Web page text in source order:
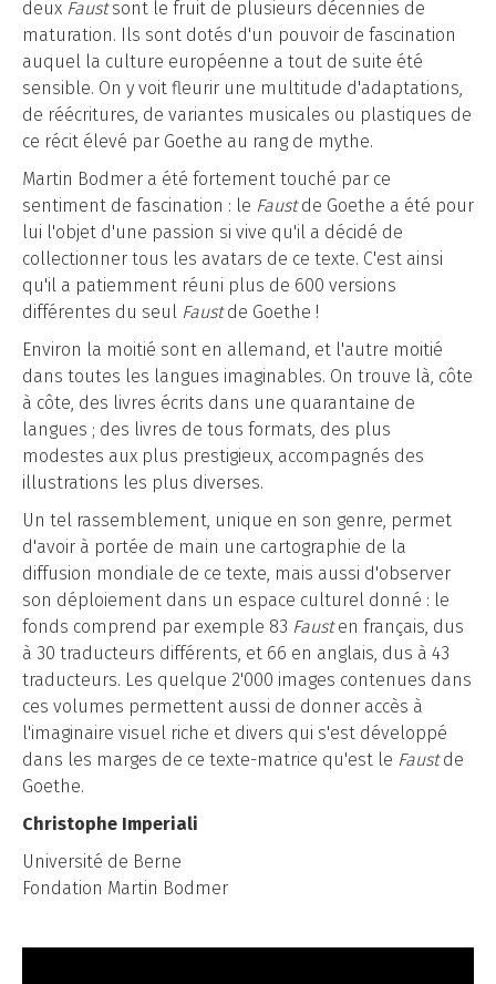
deux Faustsont le fruit de plusieurs décennies de
maturation. Ils sont dotés d'un pouvoir de fascination
auquel la culture européenne a tout de suite été
sensible. On y voit fleurir une multitude d'adaptations,
de réécritures, de variantes musicales ou plastiques de
ce récit élevé par Goethe au rang de mythe.
Martin Bodmer a été fortement touché par ce
sentiment de fascination : le Faustde Goethe a été pour
lui l'objet d'une passion si vive qu'il a décidé de
collectionner tous les avatars de ce texte. C'est ainsi
qu'il a patiemment réuni plus de 600 versions
différentes du seul Faustde Goethe !
Environ la moitié sont en allemand, et l'autre moitié
dans toutes les langues imaginables. On trouve là, côte
à côte, des livres écrits dans une quarantaine de
langues ; des livres de tous formats, des plus
modestes aux plus prestigieux, accompagnés des
illustrations les plus diverses.
Un tel rassemblement, unique en son genre, permet
d'avoir à portée de main une cartographie de la
diffusion mondiale de ce texte, mais aussi d'observer
son déploiement dans un espace culturel donné : le
fonds comprend par exemple 83 Fausten français, dus
à 30 traducteurs différents, et 66 en anglais, dus à 43
traducteurs. Les quelque 2'000 images contenues dans
ces volumes permettent aussi de donner accès à
l'imaginaire visuel riche et divers qui s'est développé
dans les marges de ce texte-matrice qu'est le Faustde
Goethe.
Christophe Imperiali
Université de Berne
Fondation Martin Bodmer